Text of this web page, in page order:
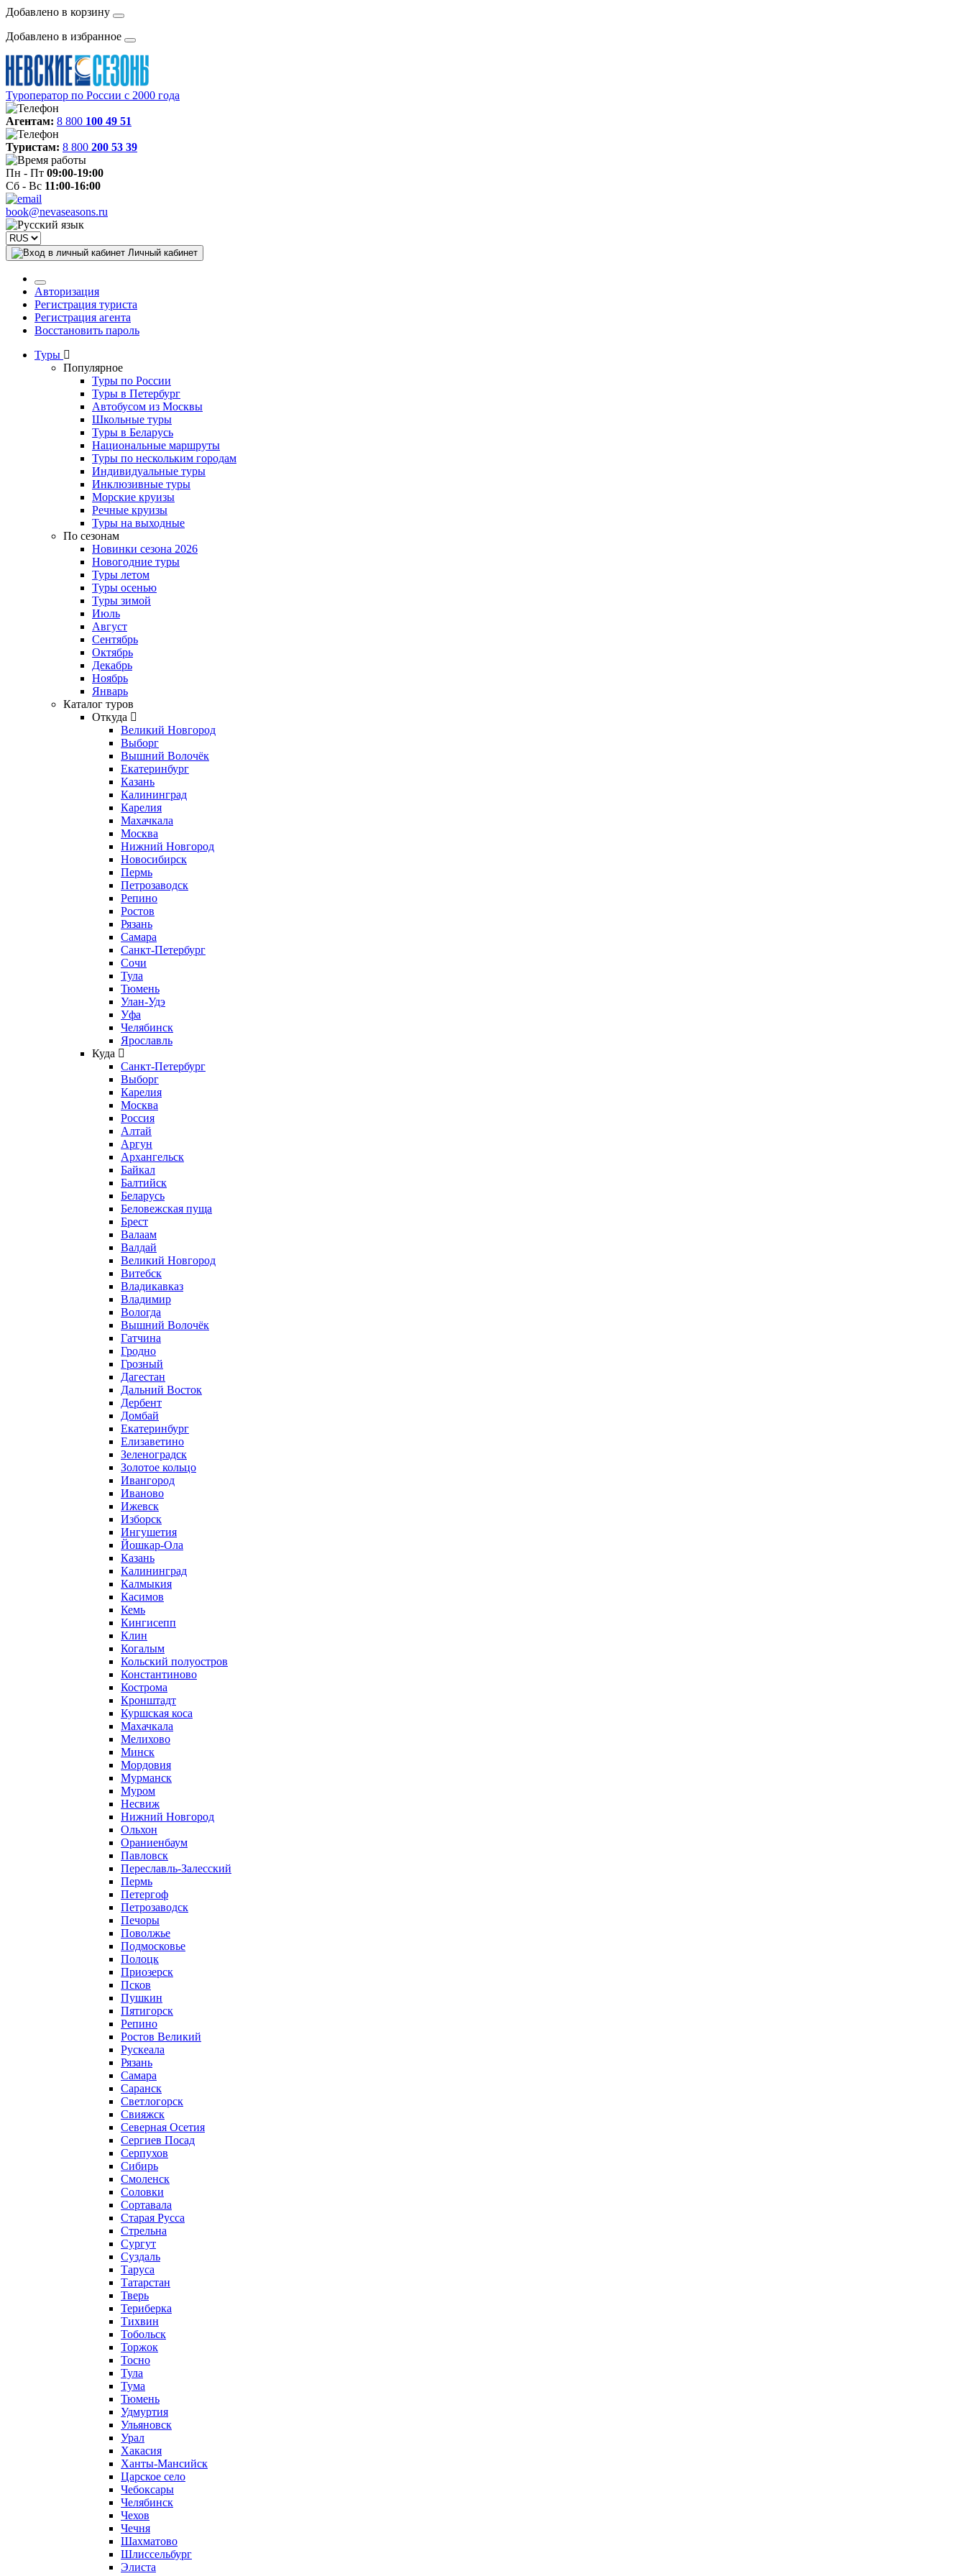
Добавлено в корзину
Добавлено в избранное
Туроператор по России с 2000 года
Агентам: 8 800 100 49 51
Туристам: 8 800 200 53 39
Пн - Пт 09:00-19:00
Сб - Вс 11:00-16:00
book@nevaseasons.ru
Личный кабинет
Авторизация
Регистрация туриста
Регистрация агента
Восстановить пароль
Туры
Популярное
Туры по России
Туры в Петербург
Автобусом из Москвы
Школьные туры
Туры в Беларусь
Национальные маршруты
Туры по нескольким городам
Индивидуальные туры
Инклюзивные туры
Морские круизы
Речные круизы
Туры на выходные
По сезонам
Новинки сезона 2026
Новогодние туры
Туры летом
Туры осенью
Туры зимой
Июль
Август
Сентябрь
Октябрь
Декабрь
Ноябрь
Январь
Каталог туров
Откуда
Великий Новгород
Выборг
Вышний Волочёк
Екатеринбург
Казань
Калининград
Карелия
Махачкала
Москва
Нижний Новгород
Новосибирск
Пермь
Петрозаводск
Репино
Ростов
Рязань
Самара
Санкт-Петербург
Сочи
Тула
Тюмень
Улан-Удэ
Уфа
Челябинск
Ярославль
Куда
Санкт-Петербург
Выборг
Карелия
Москва
Россия
Алтай
Аргун
Архангельск
Байкал
Балтийск
Беларусь
Беловежская пуща
Брест
Валаам
Валдай
Великий Новгород
Витебск
Владикавказ
Владимир
Вологда
Вышний Волочёк
Гатчина
Гродно
Грозный
Дагестан
Дальний Восток
Дербент
Домбай
Екатеринбург
Елизаветино
Зеленоградск
Золотое кольцо
Ивангород
Иваново
Ижевск
Изборск
Ингушетия
Йошкар-Ола
Казань
Калининград
Калмыкия
Касимов
Кемь
Кингисепп
Клин
Когалым
Кольский полуостров
Константиново
Кострома
Кронштадт
Куршская коса
Махачкала
Мелихово
Минск
Мордовия
Мурманск
Муром
Несвиж
Нижний Новгород
Ольхон
Ораниенбаум
Павловск
Переславль-Залесский
Пермь
Петергоф
Петрозаводск
Печоры
Поволжье
Подмосковье
Полоцк
Приозерск
Псков
Пушкин
Пятигорск
Репино
Ростов Великий
Рускеала
Рязань
Самара
Саранск
Светлогорск
Свияжск
Северная Осетия
Сергиев Посад
Серпухов
Сибирь
Смоленск
Соловки
Сортавала
Старая Русса
Стрельна
Сургут
Суздаль
Таруса
Татарстан
Тверь
Териберка
Тихвин
Тобольск
Торжок
Тосно
Тула
Тума
Тюмень
Удмуртия
Ульяновск
Урал
Хакасия
Ханты-Мансийск
Царское село
Чебоксары
Челябинск
Чехов
Чечня
Шахматово
Шлиссельбург
Элиста